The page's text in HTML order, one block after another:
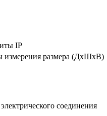
IP
измерения размера (ДхШхВ)
соединения